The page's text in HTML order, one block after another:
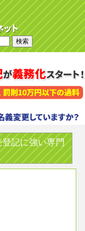
記に強い専門